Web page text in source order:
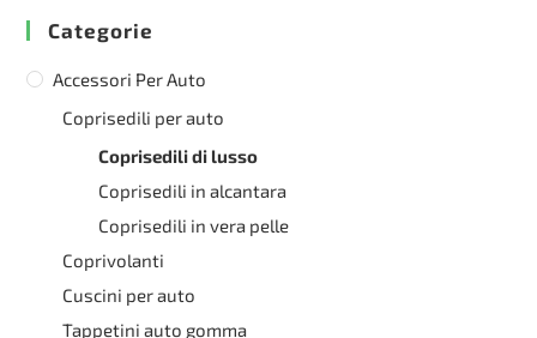
Categorie
Accessori Per Auto
Coprisedili per auto
Coprisedili di lusso
Coprisedili in alcantara
Coprisedili in vera pelle
Coprivolanti
Cuscini per auto
Tappetini auto gomma